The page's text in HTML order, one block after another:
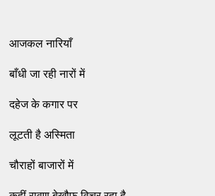
आजकल नारियाँ
बाँधी जा रही नारों में
दहेज के कगार पर
लूटती है अस्मिता
चौराहों बाजारों में